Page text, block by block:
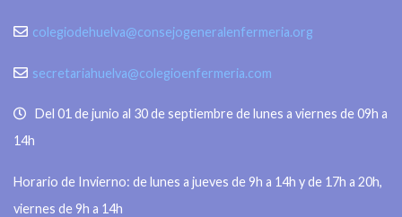
colegiodehuelva@consejogeneralenfermeria.org
secretariahuelva@colegioenfermeria.com
Del 01 de junio al 30 de septiembre de lunes a viernes de 09h a
14h
Horario de Invierno: de lunes a jueves de 9h a 14h y de 17h a 20h,
viernes de 9h a 14h